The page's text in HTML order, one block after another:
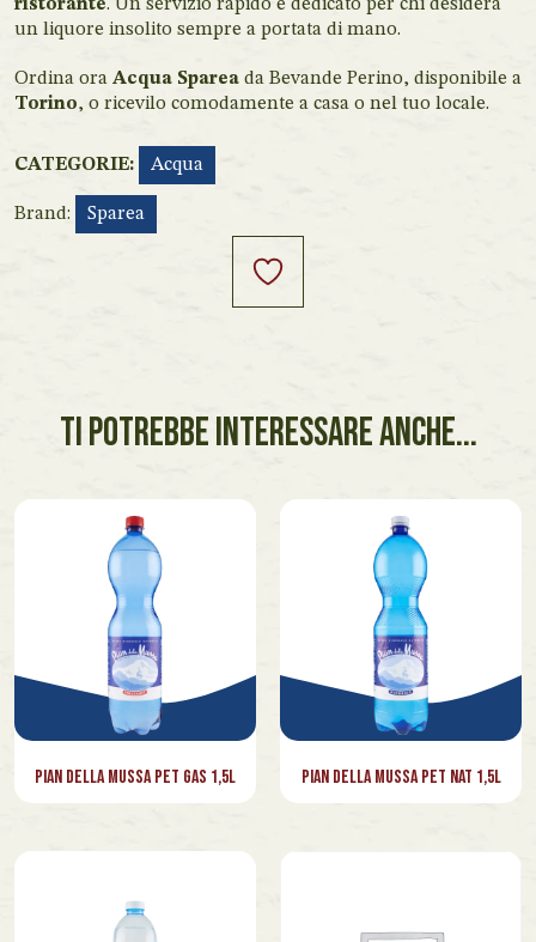
ristorante. Un servizio rapido e dedicato per chi desidera
un liquore insolito sempre a portata di mano.
Ordina ora Acqua Sparea da Bevande Perino, disponibile a
Torino, o ricevilo comodamente a casa o nel tuo locale.
CATEGORIE: Acqua
Brand: Sparea
TI POTREBBE INTERESSARE ANCHE...
Pian della Mussa PET Gas 1,5l Pian della Mussa PET Nat 1,5l